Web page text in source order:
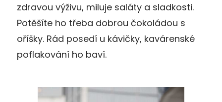
zdravou výživu, miluje saláty a sladkosti.
Potěšíte ho třeba dobrou čokoládou s
oříšky. Rád posedí u kávičky, kavárenské
poflakování ho baví.